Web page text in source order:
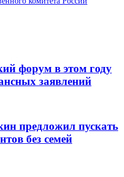
форум в этом году
заявлений
предложил пускать
без семей